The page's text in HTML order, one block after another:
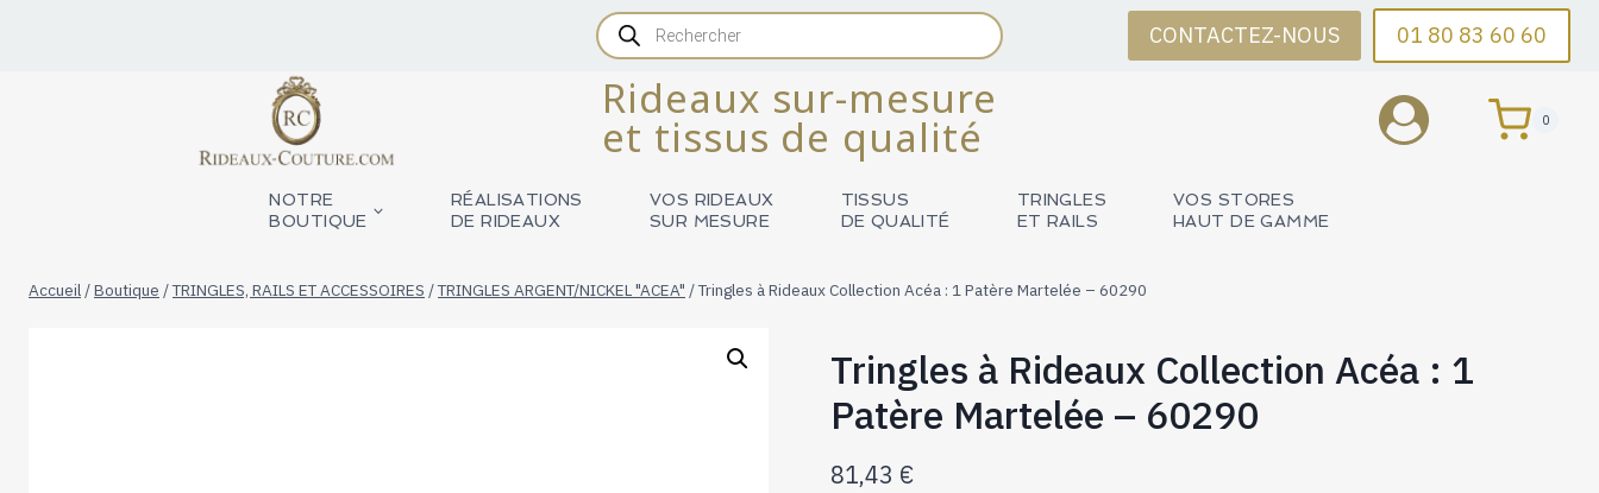
Recherche
de
produits
CONTACTEZ-NOUS 01 80 83 60 60
Rideaux sur-mesure
et tissus de qualité
0
NOTRE
BOUTIQUE
RÉALISATIONS
DE RIDEAUX
VOS RIDEAUX
SUR MESURE
TISSUS
DE QUALITÉ
TRINGLES
ET RAILS
VOS STORES
HAUT DE GAMME
Accueil /Boutique /TRINGLES, RAILS ET ACCESSOIRES /TRINGLES ARGENT/NICKEL "ACEA" /Tringles à Rideaux Collection Acéa : 1 Patère Martelée – 60290
Tringles à Rideaux Collection Acéa : 1
Patère Martelée – 60290
81,43 €